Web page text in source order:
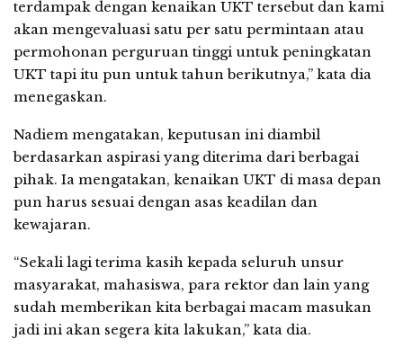
terdampak dengan kenaikan UKT tersebut dan kami
akan mengevaluasi satu per satu permintaan atau
permohonan perguruan tinggi untuk peningkatan
UKT tapi itu pun untuk tahun berikutnya,” kata dia
menegaskan.
Nadiem mengatakan, keputusan ini diambil
berdasarkan aspirasi yang diterima dari berbagai
pihak. Ia mengatakan, kenaikan UKT di masa depan
pun harus sesuai dengan asas keadilan dan
kewajaran.
“Sekali lagi terima kasih kepada seluruh unsur
masyarakat, mahasiswa, para rektor dan lain yang
sudah memberikan kita berbagai macam masukan
jadi ini akan segera kita lakukan,” kata dia.